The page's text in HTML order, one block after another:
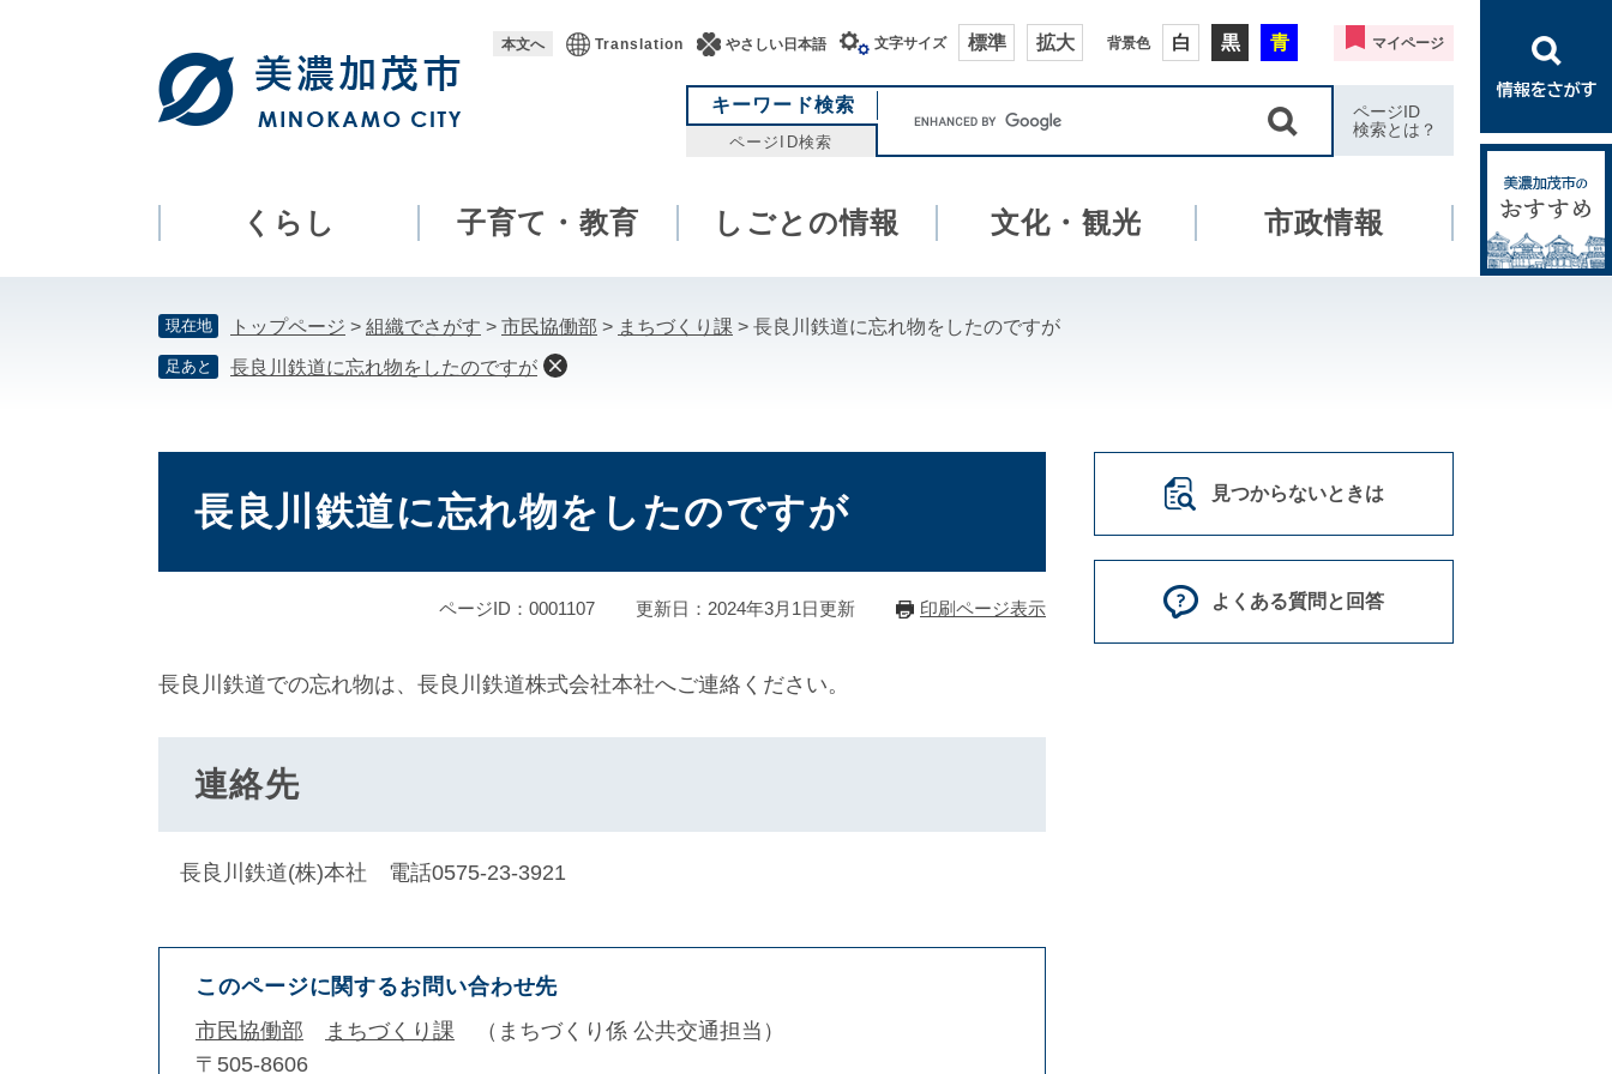
本
本文へ Translation やさしい日本語 文字サイズ 標準 拡大 背景色 白 黒 青 マイページ
キーワード検索
ページID検索
ワ
ド
索
ページID
検索とは？
くらし 子育て・教育 しごとの情報 文化・観光 市政情報
現在地 トップページ > 組織でさがす > 市民協働部 > まちづくり課 > 長良川鉄道に忘れ物をしたのですが
足あと 長良川鉄道に忘れ物をしたのですが
長良川鉄道に忘れ物をしたのですが
ページID：0001107 更新日：2024年3月1日更新 印刷ページ表示
長良川鉄道での忘れ物は、長良川鉄道株式会社本社へご連絡ください。
連絡先
長良川鉄道(株)本社 電話0575-23-3921
このページに関するお問い合わせ先
市民協働部
まちづくり課
まちづくり係 公共交通担当
〒505-8606
見つからないときは
よくある質問と回答